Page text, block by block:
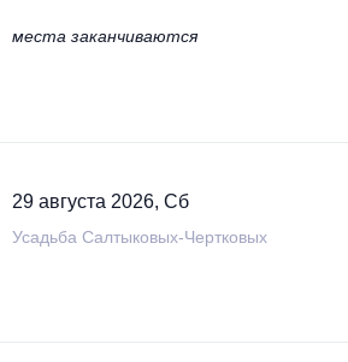
места заканчиваются
29 августа 2026, Сб
Усадьба Салтыковых-Чертковых